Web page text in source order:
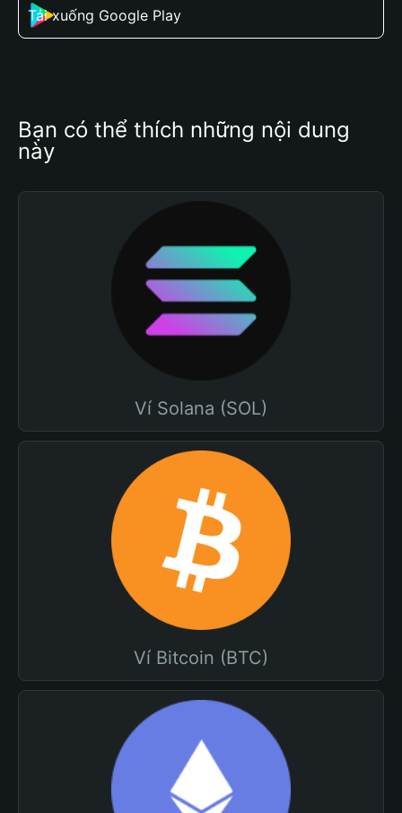
Tải xuống Google Play
Bạn có thể thích những nội dung
này
Ví Solana (SOL)
Ví Bitcoin (BTC)